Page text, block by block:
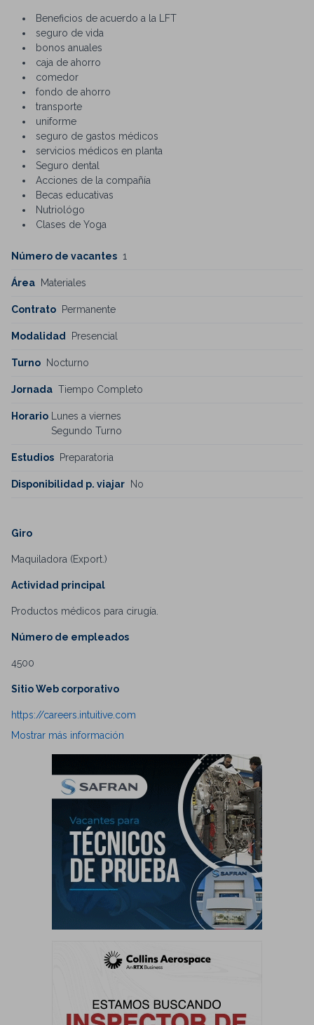
Giro
Maquiladora (Export.)
Actividad principal
Productos médicos para cirugía.
Número de empleados
4500
Sitio Web corporativo
https://careers.intuitive.com
Mostrar más información
Beneficios de acuerdo a la LFT
seguro de vida
bonos anuales
caja de ahorro
comedor
fondo de ahorro
transporte
uniforme
seguro de gastos médicos
servicios médicos en planta
Seguro dental
Acciones de la compañía
Becas educativas
Nutriológo
Clases de Yoga
Número de vacantes 1
Área Materiales
Contrato Permanente
Modalidad Presencial
Turno Nocturno
Jornada Tiempo Completo
Horario
Lunes a viernes
Segundo Turno
Estudios Preparatoria
Disponibilidad p. viajar No